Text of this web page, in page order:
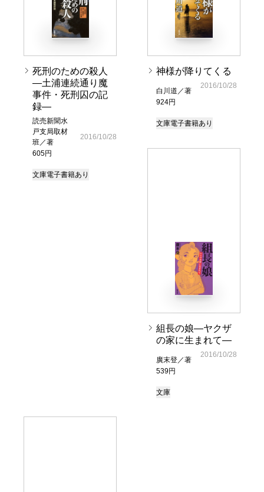
死刑のための殺人
―土浦連続通り魔
事件・死刑囚の記
録―
読売新聞水
戸支局取材
班／著
605円
2016/10/28
文庫電子書籍あり
神様が降りてくる
白川道／著
924円
2016/10/28
文庫電子書籍あり
組長の娘―ヤクザ
の家に生まれて―
廣末登／著
539円
2016/10/28
文庫